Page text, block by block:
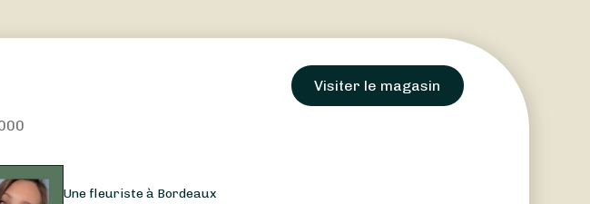
Visiter le magasin
Une fleuriste à Bordeaux